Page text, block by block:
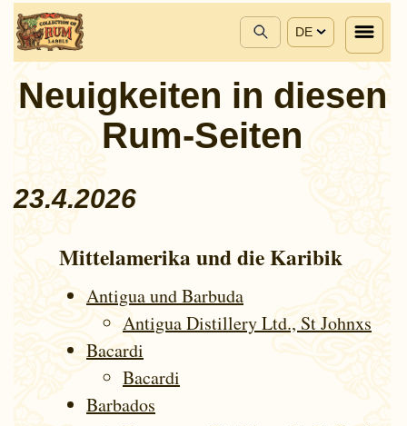
DE
Neuigkeiten in diesen
Rum-Seiten
23.4.2026
Mittelamerika und die Karibik
Antigua und Barbuda
Antigua Distillery Ltd., St Johnxs
Bacardi
Bacardi
Barbados